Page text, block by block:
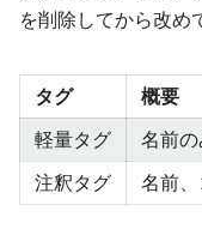
を削除してから改め
タグ
概要
軽量タグ
名前の
注釈タグ
名前、